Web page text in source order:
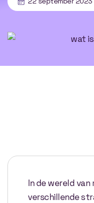
In de wereld van
verschillende